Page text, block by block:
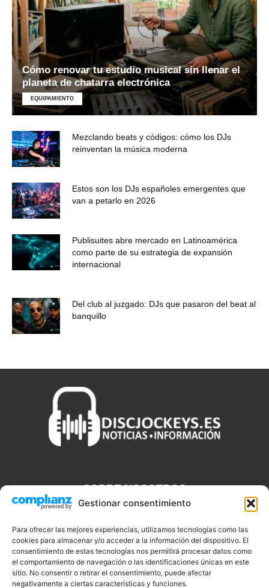
Gestionar consentimiento
Para ofrecer las mejores experiencias, utilizamos tecnologías como las
cookies para almacenar y/o acceder a la información del dispositivo. El
consentimiento de estas tecnologías nos permitirá procesar datos como
el comportamiento de navegación o las identificaciones únicas en este
sitio. No consentir o retirar el consentimiento, puede afectar
negativamente a ciertas características y funciones.
Cómo renovar tu estudio musical sin llenar el
planeta de chatarra electrónica
EQUIPAMIENTO
Mezclando beats y códigos: cómo los DJs
reinventan la música moderna
Estos son los DJs españoles emergentes que
van a petarlo en 2026
Publisuites abre mercado en Latinoamérica
como parte de su estrategia de expansión
internacional
Del club al juzgado: DJs que pasaron del beat al
banquillo
SOBRE NOSOTROS
que necesitas saber sobre noticias, novedades, tecnologías y
aplicaciones que te ayudaran a ser un mejor Djs.